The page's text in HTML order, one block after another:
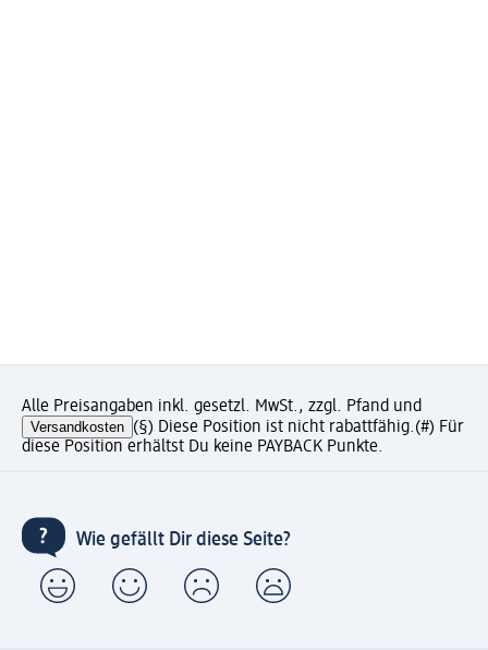
Alle Preisangaben inkl. gesetzl. MwSt., zzgl. Pfand und
Versandkosten (§) Diese Position ist nicht rabattfähig.(#) Für
diese Position erhältst Du keine PAYBACK Punkte.
Wie gefällt Dir diese Seite?